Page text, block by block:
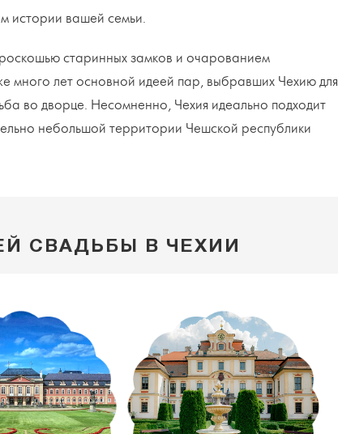
истории вашей семьи.
старинных замков и очарованием
много лет основной идеей пар, выбравших Чехию для
во дворце. Несомненно, Чехия идеально подходит
небольшой территории Чешской республики
СВАДЬБЫ В ЧЕХИИ